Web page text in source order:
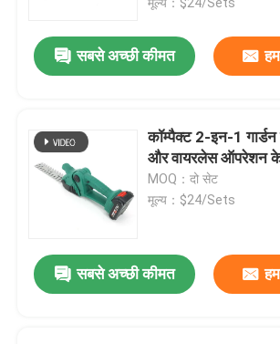
ब्रश कटर पार्ट्स
लॉन की घास काटने वाली मशीन
अन्य
सबसे अच्छी कीमत
कॉम्पैक्ट 2-इन-1
और वायरलेस ऑपरेशन
MOQ：दो सेट
मूल्य：$24/Sets
सबसे अच्छी कीमत